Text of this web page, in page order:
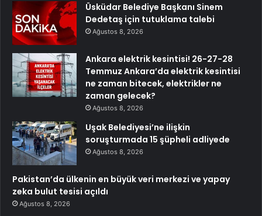
Üsküdar Belediye Başkanı Sinem
Dedetaş için tutuklama talebi
Ağustos 8, 2026
Ankara elektrik kesintisi! 26-27-28
Temmuz Ankara’da elektrik kesintisi
ne zaman bitecek, elektrikler ne
zaman gelecek?
Ağustos 8, 2026
Uşak Belediyesi’ne ilişkin
soruşturmada 15 şüpheli adliyede
Ağustos 8, 2026
Pakistan’da ülkenin en büyük veri merkezi ve yapay
zeka bulut tesisi açıldı
Ağustos 8, 2026